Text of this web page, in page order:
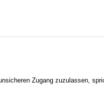
Zugang zuzulassen,